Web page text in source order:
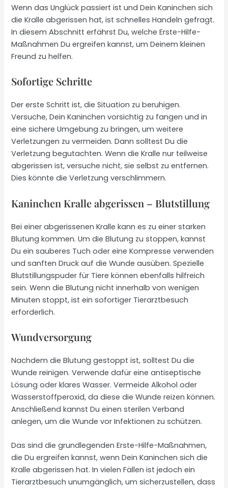
Wenn das Unglück passiert ist und Dein Kaninchen sich
die Kralle abgerissen hat, ist schnelles Handeln gefragt.
In diesem Abschnitt erfährst Du, welche Erste-Hilfe-
Maßnahmen Du ergreifen kannst, um Deinem kleinen
Freund zu helfen.
Sofortige Schritte
Der erste Schritt ist, die Situation zu beruhigen.
Versuche, Dein Kaninchen vorsichtig zu fangen und in
eine sichere Umgebung zu bringen, um weitere
Verletzungen zu vermeiden. Dann solltest Du die
Verletzung begutachten. Wenn die Kralle nur teilweise
abgerissen ist, versuche nicht, sie selbst zu entfernen.
Dies könnte die Verletzung verschlimmern.
Kaninchen Kralle abgerissen – Blutstillung
Bei einer abgerissenen Kralle kann es zu einer starken
Blutung kommen. Um die Blutung zu stoppen, kannst
Du ein sauberes Tuch oder eine Kompresse verwenden
und sanften Druck auf die Wunde ausüben. Spezielle
Blutstillungspuder für Tiere können ebenfalls hilfreich
sein. Wenn die Blutung nicht innerhalb von wenigen
Minuten stoppt, ist ein sofortiger Tierarztbesuch
erforderlich.
Wundversorgung
Nachdem die Blutung gestoppt ist, solltest Du die
Wunde reinigen. Verwende dafür eine antiseptische
Lösung oder klares Wasser. Vermeide Alkohol oder
Wasserstoffperoxid, da diese die Wunde reizen können.
Anschließend kannst Du einen sterilen Verband
anlegen, um die Wunde vor Infektionen zu schützen.
Das sind die grundlegenden Erste-Hilfe-Maßnahmen,
die Du ergreifen kannst, wenn Dein Kaninchen sich die
Kralle abgerissen hat. In vielen Fällen ist jedoch ein
Tierarztbesuch unumgänglich, um sicherzustellen, dass